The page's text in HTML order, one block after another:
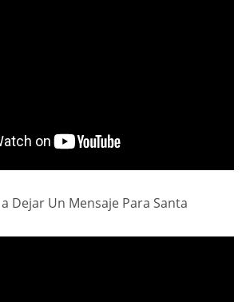
Dejar Un Mensaje Para Santa